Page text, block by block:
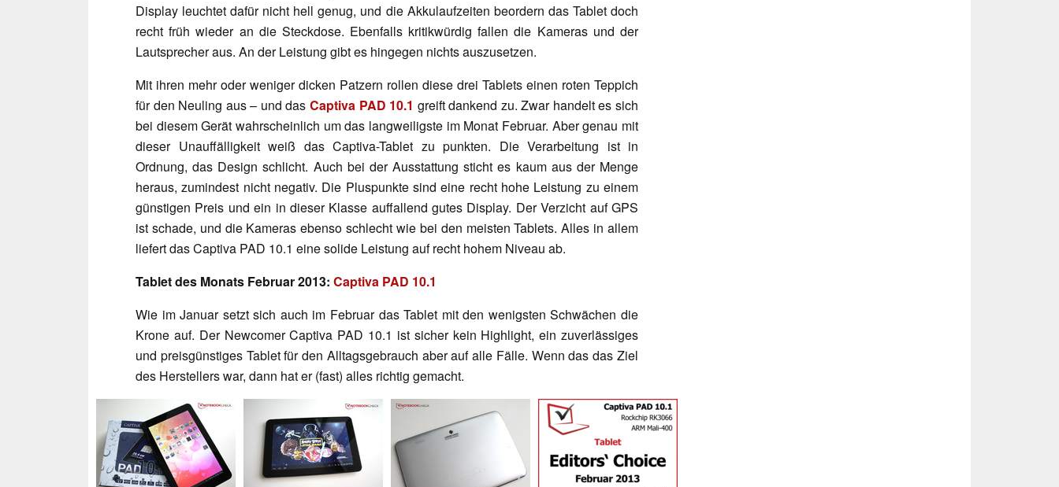
Display leuchtet dafür nicht hell genug, und die Akkulaufzeiten beordern das Tablet doch
recht früh wieder an die Steckdose. Ebenfalls kritikwürdig fallen die Kameras und der
Lautsprecher aus. An der Leistung gibt es hingegen nichts auszusetzen.
Mit ihren mehr oder weniger dicken Patzern rollen diese drei Tablets einen roten Teppich
für den Neuling aus – und das Captiva PAD 10.1 greift dankend zu. Zwar handelt es sich
bei diesem Gerät wahrscheinlich um das langweiligste im Monat Februar. Aber genau mit
dieser Unauffälligkeit weiß das Captiva-Tablet zu punkten. Die Verarbeitung ist in
Ordnung, das Design schlicht. Auch bei der Ausstattung sticht es kaum aus der Menge
heraus, zumindest nicht negativ. Die Pluspunkte sind eine recht hohe Leistung zu einem
günstigen Preis und ein in dieser Klasse auffallend gutes Display. Der Verzicht auf GPS
ist schade, und die Kameras ebenso schlecht wie bei den meisten Tablets. Alles in allem
liefert das Captiva PAD 10.1 eine solide Leistung auf recht hohem Niveau ab.
Tablet des Monats Februar 2013: Captiva PAD 10.1
Wie im Januar setzt sich auch im Februar das Tablet mit den wenigsten Schwächen die
Krone auf. Der Newcomer Captiva PAD 10.1 ist sicher kein Highlight, ein zuverlässiges
und preisgünstiges Tablet für den Alltagsgebrauch aber auf alle Fälle. Wenn das das Ziel
des Herstellers war, dann hat er (fast) alles richtig gemacht.